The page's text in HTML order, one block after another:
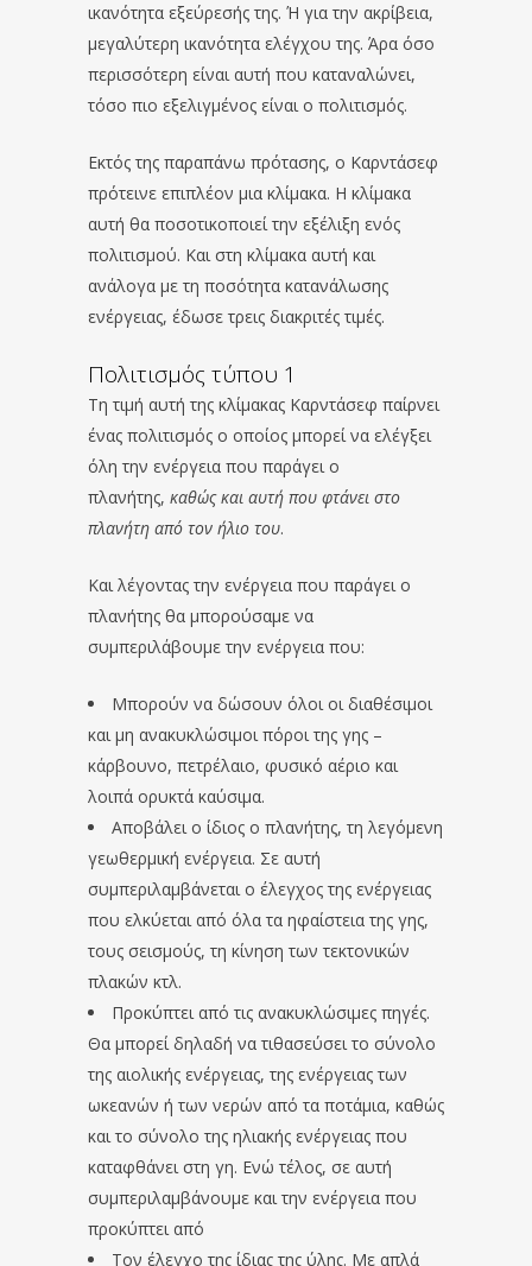
ικανότητα εξεύρεσής της. Ή για την ακρίβεια,
μεγαλύτερη ικανότητα ελέγχου της. Άρα όσο
περισσότερη είναι αυτή που καταναλώνει,
τόσο πιο εξελιγμένος είναι ο πολιτισμός.
Εκτός της παραπάνω πρότασης, ο Καρντάσεφ
πρότεινε επιπλέον μια κλίμακα. Η κλίμακα
αυτή θα ποσοτικοποιεί την εξέλιξη ενός
πολιτισμού. Και στη κλίμακα αυτή και
ανάλογα με τη ποσότητα κατανάλωσης
ενέργειας, έδωσε τρεις διακριτές τιμές.
Πολιτισμός τύπου 1
Τη τιμή αυτή της κλίμακας Καρντάσεφ παίρνει
ένας πολιτισμός ο οποίος μπορεί να ελέγξει
όλη την ενέργεια που παράγει ο
πλανήτης, καθώς και αυτή που φτάνει στο
πλανήτη από τον ήλιο του.
Και λέγοντας την ενέργεια που παράγει ο
πλανήτης θα μπορούσαμε να
συμπεριλάβουμε την ενέργεια που:
Μπορούν να δώσουν όλοι οι διαθέσιμοι
και μη ανακυκλώσιμοι πόροι της γης –
κάρβουνο, πετρέλαιο, φυσικό αέριο και
λοιπά ορυκτά καύσιμα.
Αποβάλει ο ίδιος ο πλανήτης, τη λεγόμενη
γεωθερμική ενέργεια. Σε αυτή
συμπεριλαμβάνεται ο έλεγχος της ενέργειας
που ελκύεται από όλα τα ηφαίστεια της γης,
τους σεισμούς, τη κίνηση των τεκτονικών
πλακών κτλ.
Προκύπτει από τις ανακυκλώσιμες πηγές.
Θα μπορεί δηλαδή να τιθασεύσει το σύνολο
της αιολικής ενέργειας, της ενέργειας των
ωκεανών ή των νερών από τα ποτάμια, καθώς
και το σύνολο της ηλιακής ενέργειας που
καταφθάνει στη γη. Ενώ τέλος, σε αυτή
συμπεριλαμβάνουμε και την ενέργεια που
προκύπτει από
Τον έλεγχο της ίδιας της ύλης. Με απλά